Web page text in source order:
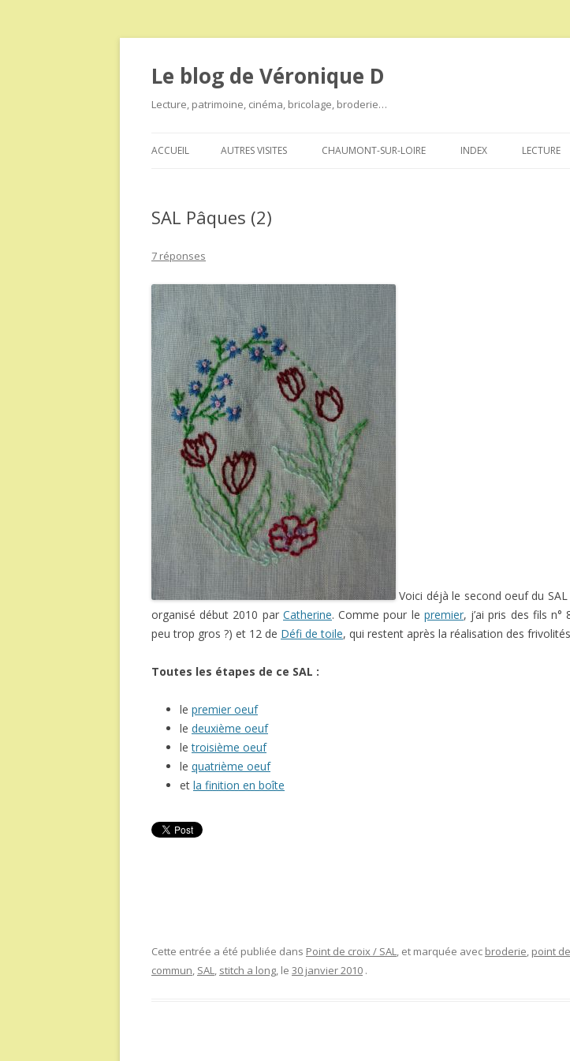
Le blog de Véronique D
Lecture, patrimoine, cinéma, bricolage, broderie…
au
ACCUEIL AUTRES VISITES CHAUMONT-SUR-LOIRE INDEX LECTURE
SAL Pâques (2)
7 réponses
Voici déjà le second oeuf du
organisé début 2010 par Catherine. Comme pour le premier, j’ai pris des fils n°
peu trop gros ?) et 12 de Défi de toile, qui restent après la réalisation des
Toutes les étapes de ce SAL :
le premier oeuf
le deuxième oeuf
letroisième oeuf
le quatrième oeuf
et la finition en boîte
Cette entrée a été publiée dans Point de croix / SAL, et marquée avec broderie, point
commun, SAL, stitch a long, le 30 janvier 2010 .